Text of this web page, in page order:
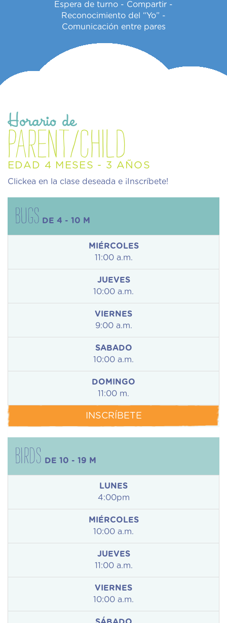
Espera de turno - Compartir -
Reconocimiento del “Yo” -
Comunicación entre pares
Horario de
PARENT/child
EDAD 4 MESES - 3 AÑOS
Clickea en la clase deseada e ¡Inscríbete!
Bugs DE 4 - 10 M
MIÉRCOLES
11:00 a.m.
JUEVES
10:00 a.m.
VIERNES
9:00 a.m.
SABADO
10:00 a.m.
DOMINGO
11:00 m.
INSCRÍBETE
Birds DE 10 - 19 M
LUNES
4:00pm
MIÉRCOLES
10:00 a.m.
JUEVES
11:00 a.m.
VIERNES
10:00 a.m.